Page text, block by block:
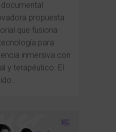
propuesta
que fusiona
para
inmersiva con
y terapéutico. El